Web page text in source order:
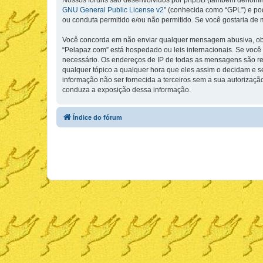
GNU General Public License v2” (conhecida como “GPL”) e
ou conduta permitido e/ou não permitido. Se você gostaria
Você concorda em não enviar qualquer mensagem abusiva,
“Pelapaz.com” está hospedado ou leis internacionais. Se
necessário. Os endereços de IP de todas as mensagens são
qualquer tópico a qualquer hora que eles assim o decidam e
informação não ser fornecida a terceiros sem a sua
conduza a exposição dessa informação.
Índice do fórum